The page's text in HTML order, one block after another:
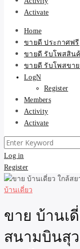
Activate
Home
ขายดี ประกาศฟรี
ขายดี รับโพสสิน
ขายดี รับโพสขา
LogN
Register
Members
Activity
Activate
Search
for:
Log in
Register
บ้านเดี่ยว
ขาย บ้านเ
สนามบินสุว